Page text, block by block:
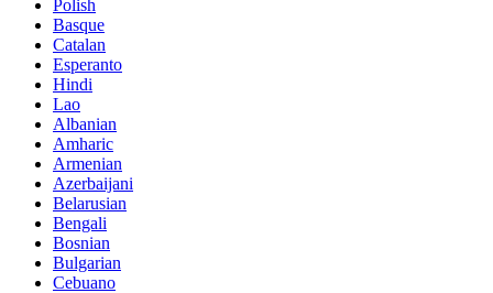
Polish
Basque
Catalan
Esperanto
Hindi
Lao
Albanian
Amharic
Armenian
Azerbaijani
Belarusian
Bengali
Bosnian
Bulgarian
Cebuano